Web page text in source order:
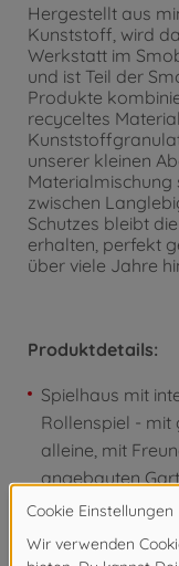
Hergestellt aus
Kunststoff, wird
Werkstatt im
und ist Teil der
Produkte
recyceltes
unserer kleinen
zwischen
Schutzes bleibt
erhalten, perfekt
über viele Jahre
Produktdetails:
Spielhaus mit
Rollenspiel - mit
alleine, mit
angebauten
und Gärtnern.
40-teiliges